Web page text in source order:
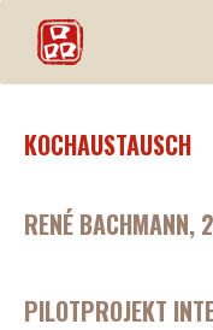
KOCHAUSTAUSCH
RENÉ
PILOTPROJEKT